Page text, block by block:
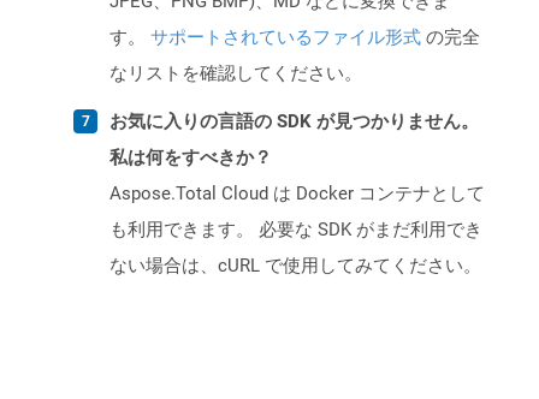
す。 サポートされているファイル形式 の完全
なリストを確認してください。
お気に入りの言語の SDK が見つかりません。
私は何をすべきか？
Aspose.Total Cloud は Docker コンテナとして
も利用できます。 必要な SDK がまだ利用でき
ない場合は、cURL で使用してみてください。